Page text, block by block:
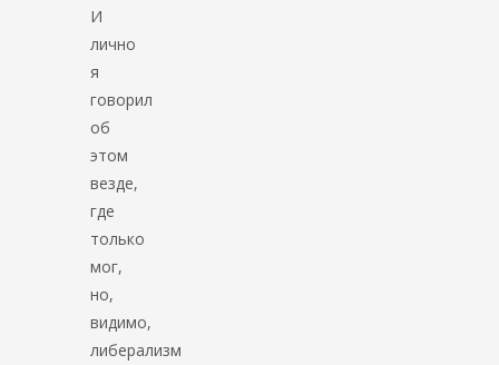
И
лично
я
говорил
об
этом
везде,
где
только
мог,
но,
видимо,
либерализм